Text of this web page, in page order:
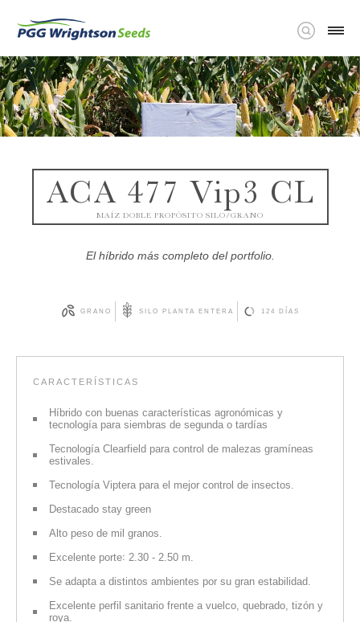
ACA 477 Vip3 CL
MAÍZ DOBLE PROPÓSITO SILO/GRANO
El híbrido más completo del portfolio.
GRANO SILO PLANTA ENTERA 124 DÍAS
CARACTERÍSTICAS
Híbrido con buenas características agronómicas y
tecnología para siembras de segunda o tardías
Tecnología Clearfield para control de malezas gramíneas
estivales.
Tecnología Viptera para el mejor control de insectos.
Destacado stay green
Alto peso de mil granos.
Excelente porte꞉ 2.30 ‑ 2.50 m.
Se adapta a distintos ambientes por su gran estabilidad.
Excelente perfil sanitario frente a vuelco, quebrado, tizón y
roya.